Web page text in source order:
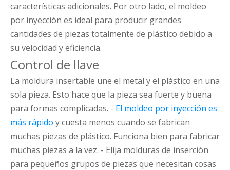
características adicionales. Por otro lado, el moldeo
por inyección es ideal para producir grandes
cantidades de piezas totalmente de plástico debido a
su velocidad y eficiencia.
Control de llave
La moldura insertable une el metal y el plástico en una
sola pieza. Esto hace que la pieza sea fuerte y buena
para formas complicadas. - El moldeo por inyección es
más rápido y cuesta menos cuando se fabrican
muchas piezas de plástico. Funciona bien para fabricar
muchas piezas a la vez. - Elija molduras de inserción
para pequeños grupos de piezas que necesitan cosas